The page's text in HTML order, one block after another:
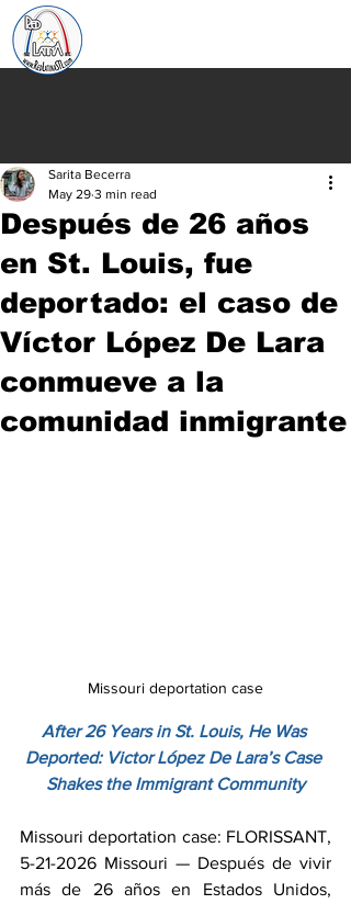
Después de 26 años
en St. Louis, fue
deportado: el caso de
Víctor López De Lara
conmueve a la
comunidad inmigrante
Sarita Becerra
May 29 3 min read
Missouri deportation case
After 26 Years in St. Louis, He Was
Deported: Victor López De Lara’s Case
Shakes the Immigrant Community
Missouri deportation case: FLORISSANT,
5-21-2026 Missouri — Después de vivir
más de 26 años en Estados Unidos,